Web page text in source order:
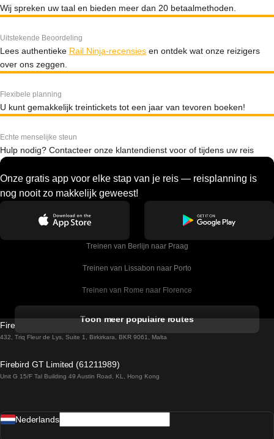
Wij spreken uw taal en bieden meer dan 20 betaalmethoden.
Uitstekende Beoordeling
Lees authentieke Rail Ninja-recensies en ontdek wat onze reizigers
over ons zeggen.
Flexibele planning
U kunt gemakkelijk treintickets tot een jaar van tevoren boeken!
Echte menselijke steun
Hulp nodig? Contacteer onze klantendienst voor of tijdens uw reis
Onze gratis app voor elke stap van je reis — reisplanning is
nog nooit zo makkelijk geweest!
Treinen van Berlijn naar Praag
Treinen van Lissabon naar Porto
Treinen van Rome naar Florence
Treinen van Sevilla naar Barcelona
Treinen van Praag naar Wenen
Toon meer populaire routes
Firebird GT Limited (OC 1451)
432, Triq Fleur de Lys, Suite 1, Birkirkara, BKR 9061, Malta
Firebird GT Limited (61211989)
Unit G 15/F Tal Building 49 Austin Road, KL, Hong Kong
Nederlands